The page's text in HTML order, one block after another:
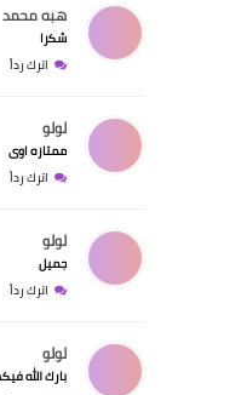
هبه محمد
شكرا
اترك رداً
لولو
ممتازه اوى
اترك رداً
لولو
جميل
اترك رداً
لولو
بارك الله